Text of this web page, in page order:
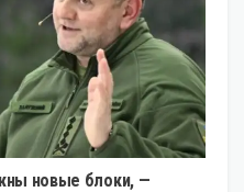
новые блоки, —